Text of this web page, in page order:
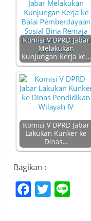
Komisi V DPRD Jabar
Melakukan
Kunjungan Kerja ke…
Komisi V DPRD Jabar
Lakukan Kunker ke
Dinas…
Bagikan :
F T